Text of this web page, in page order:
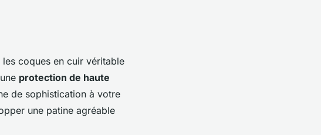
coques en cuir véritable
protection de haute
de sophistication à votre
une patine agréable